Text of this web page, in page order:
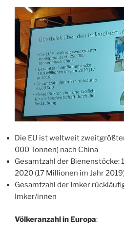
Die EU ist weltweit
000 Tonnen) nach China
Gesamtzahl der Bienenstöcke:
2020 (17 Millionen im Jahr
Gesamtzahl der Imker
Imker/innen
Völkeranzahl in Europa: